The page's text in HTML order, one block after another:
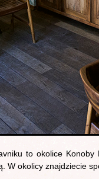
to okolice
W okolicy znajdziecie